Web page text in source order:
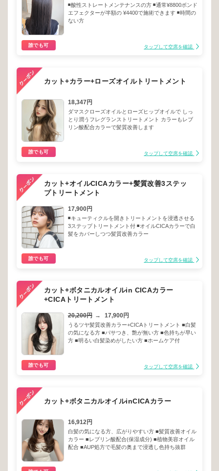
◾️酸性ストレートメンテナンスの方 ◾️通常¥8800ボンド
エフェクターが半額の ¥4400で施術できます ◾️時間の
ない方
誰でも可 タップして空席を確認
カット+カラー+ローズオイルトリートメント
18,347円
ダマスクローズオイルとローズヒップオイルで しっ
とり潤うフレグランストリートメント カラーもレブ
リン酸配合カラーで髪質改善します
誰でも可 タップして空席を確認
カット+オイルCICAカラー+髪質改善3ステッ
プトリートメント
17,900円
◾️キューティクルを開きトリートメントを浸透させる
3ステップトリートメント付 ◾️オイルCICAカラーで白
髪をカバーしつつ髪質改善カラー
誰でも可 タップして空席を確認
カット+ボタニカルオイルin CICAカラー
+CICAトリートメント
20,200円 → 17,900円
うるツヤ髪質改善カラー+CICAトリートメント ■白髪
の気になる方 ■パサつき、艶が無い方 ■色持ちが早い
方 ■明るい白髪染めがしたい方 ■ホームケア付
誰でも可 タップして空席を確認
カット+ボタニカルオイルinCICAカラー
16,912円
白髪の気になる方、広がりやすい方 ■髪質改善オイル
カラー ■レブリン酸配合(保湿成分) ■植物美容オイル
配合 ■AUP処方で毛髪の奥まで浸透し色持ち抜群